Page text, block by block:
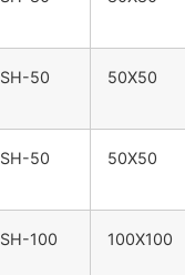
SH-50 50X50
SH-50 50X50
SH-100 100X100